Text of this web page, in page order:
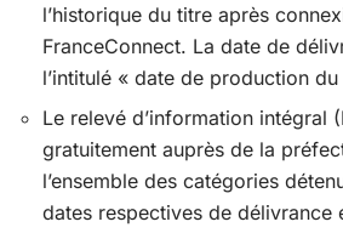
l’historique du titre après
FranceConnect. La date de
l’intitulé « date de production
Le relevé d’information intégral
gratuitement auprès de la
l’ensemble des catégories
dates respectives de délivrance